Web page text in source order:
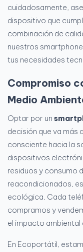
cuidadosamente,
dispositivo que
combinación de
nuestros
tus necesidades
Compromiso
Medio
Optar por un
decisión que va más
consciente hacia la
dispositivos
residuos y consumo
reacondicionados,
ecológica. Cada
compramos y
el impacto
En Ecoportátil,